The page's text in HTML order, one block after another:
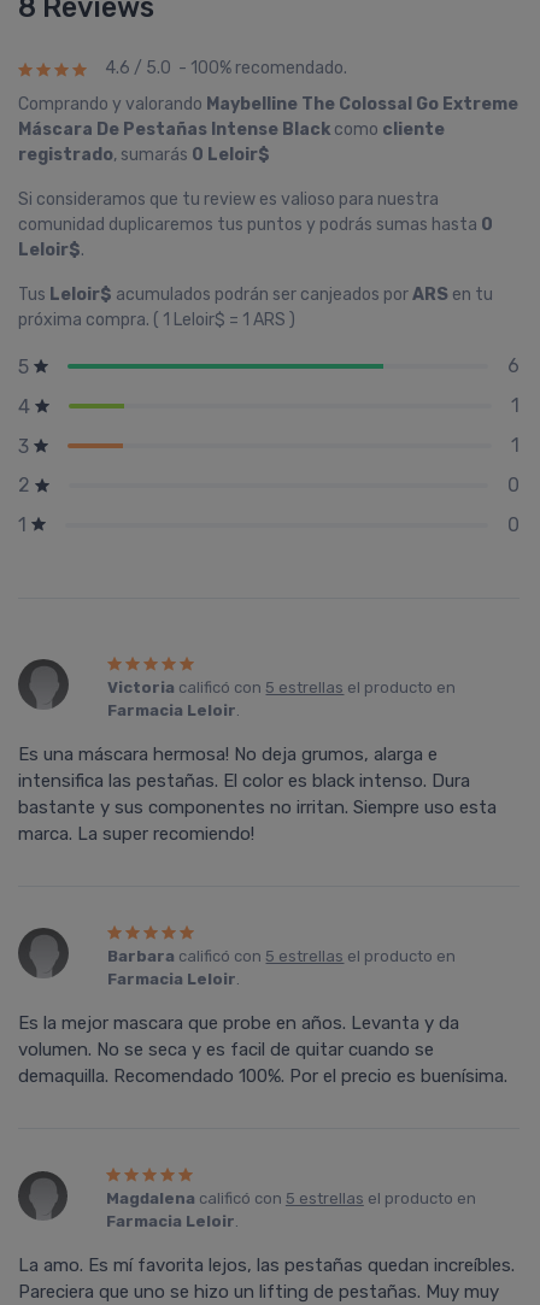
8 Reviews
4.6 / 5.0 - 100% recomendado.
Comprando y valorando Maybelline The Colossal Go Extreme
Máscara De Pestañas Intense Black como cliente
registrado, sumarás 0 Leloir$
Si consideramos que tu review es valioso para nuestra
comunidad duplicaremos tus puntos y podrás sumas hasta 0
Leloir$.
Tus Leloir$ acumulados podrán ser canjeados porARS en tu
próxima compra. ( 1 Leloir$ = 1 ARS )
5
6
4
1
3
1
2
0
1
0
Victoria calificó con 5 estrellas el producto en
Farmacia Leloir.
Es una máscara hermosa! No deja grumos, alarga e
intensifica las pestañas. El color es black intenso. Dura
bastante y sus componentes no irritan. Siempre uso esta
marca. La super recomiendo!
Barbara calificó con 5 estrellas el producto en
Farmacia Leloir.
Es la mejor mascara que probe en años. Levanta y da
volumen. No se seca y es facil de quitar cuando se
demaquilla. Recomendado 100%. Por el precio es buenísima.
Magdalena calificó con 5 estrellas el producto en
Farmacia Leloir.
La amo. Es mí favorita lejos, las pestañas quedan increíbles.
Pareciera que uno se hizo un lifting de pestañas. Muy muy